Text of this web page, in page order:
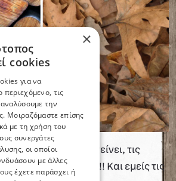
Ανδρέας Λαγός
προτείνει, τις
σούπες !! Και εμείς τις
Τα πιο δημοφιλή
Φθινοπωρινές Πίτες
×
cookies
για να
περιεχόμενο, τις
την
Μοιραζόμαστε επίσης
με τη χρήση του
συνεργάτες
οι οποίοι
με άλλες
έχετε παράσχει ή